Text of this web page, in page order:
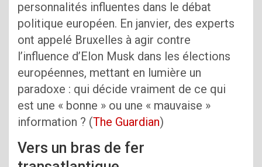
personnalités influentes dans le débat
politique européen. En janvier, des experts
ont appelé Bruxelles à agir contre
l’influence d’Elon Musk dans les élections
européennes, mettant en lumière un
paradoxe : qui décide vraiment de ce qui
est une « bonne » ou une « mauvaise »
information ? (The Guardian)
Vers un bras de fer